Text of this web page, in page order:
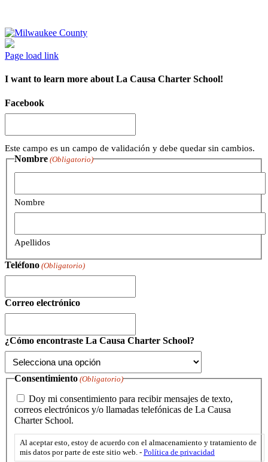
Page load link
I want to learn more about La Causa Charter School!
Facebook
Este campo es un campo de validación y debe quedar sin cambios.
Nombre (Obligatorio)
Nombre
Apellidos
Teléfono (Obligatorio)
Correo electrónico
¿Cómo encontraste La Causa Charter School?
Consentimiento (Obligatorio)
Doy mi consentimiento para recibir mensajes de texto,
correos electrónicos y/o llamadas telefónicas de La Causa
Charter School.
Al aceptar esto, estoy de acuerdo con el almacenamiento y tratamiento de
mis datos por parte de este sitio web. - Política de privacidad